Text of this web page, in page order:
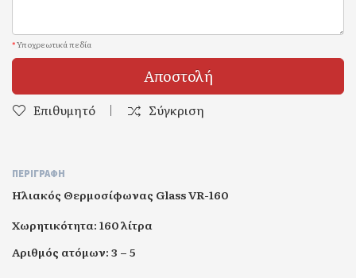
*Υποχρεωτικά πεδία
Αποστολή
Επιθυμητό Σύγκριση
ΠΕΡΙΓΡΑΦΉ
Ηλιακός Θερμοσίφωνας Glass VR-160
Χωρητικότητα: 160 λίτρα
Αριθμός ατόμων: 3 – 5